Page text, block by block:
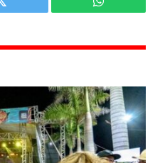
Twitter WhatsApp